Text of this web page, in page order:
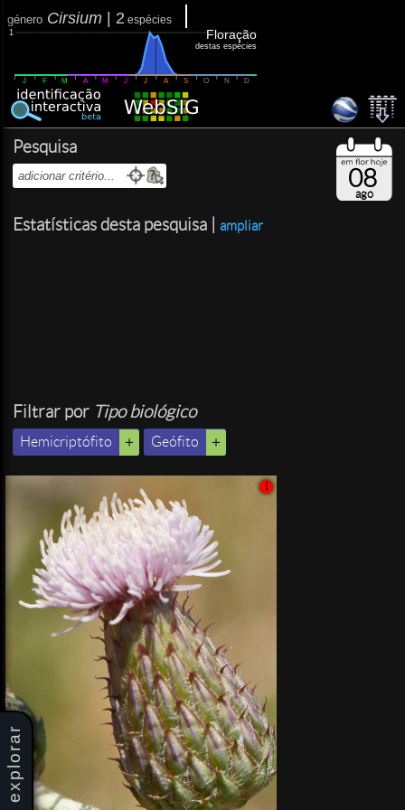
explorar
género Cirsium 2 espécies
1
J F M A M J J A S O N D
Floração
destas espécies
Pesquisa
Estatísticas desta pesquisa | ampliar
Filtrar por Tipo biológico
Hemicriptófito Geófito
08
ago
!